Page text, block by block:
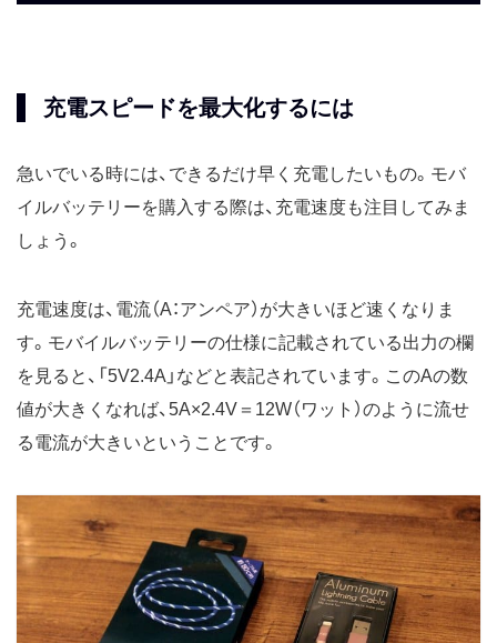
充電スピードを最大化するには
急いでいる時には、できるだけ早く充電したいもの。モバ
イルバッテリーを購入する際は、充電速度も注目してみま
しょう。
充電速度は、電流（A：アンペア）が大きいほど速くなりま
す。モバイルバッテリーの仕様に記載されている出力の欄
を見ると、「5V2.4A」などと表記されています。このAの数
値が大きくなれば、5A×2.4V＝12W（ワット）のように流せ
る電流が大きいということです。